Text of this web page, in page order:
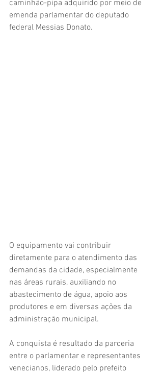
caminhão-pipa adquirido por meio de
emenda parlamentar do deputado
federal Messias Donato.
O equipamento vai contribuir
diretamente para o atendimento das
demandas da cidade, especialmente
nas áreas rurais, auxiliando no
abastecimento de água, apoio aos
produtores e em diversas ações da
administração municipal.
A conquista é resultado da parceria
entre o parlamentar e representantes
venecianos, liderado pelo prefeito